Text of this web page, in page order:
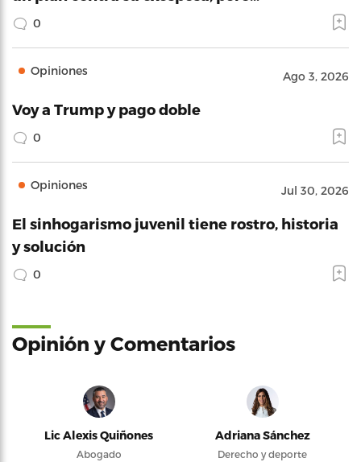
0
Opiniones Ago 3, 2026
Voy a Trump y pago doble
0
Opiniones Jul 30, 2026
El sinhogarismo juvenil tiene rostro, historia
y solución
0
Opinión y Comentarios
Lic Alexis Quiñones
Abogado
Adriana Sánchez
Derecho y deporte